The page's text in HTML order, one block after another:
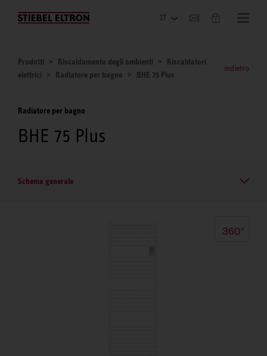
Azienda
Prodotti Riscaldamento degli ambienti
Riscaldatori
elettrici
Radiatore per bagno BHE 75 Plus
indietro
Radiatore per bagno
BHE 75 Plus
Schema generale
360°